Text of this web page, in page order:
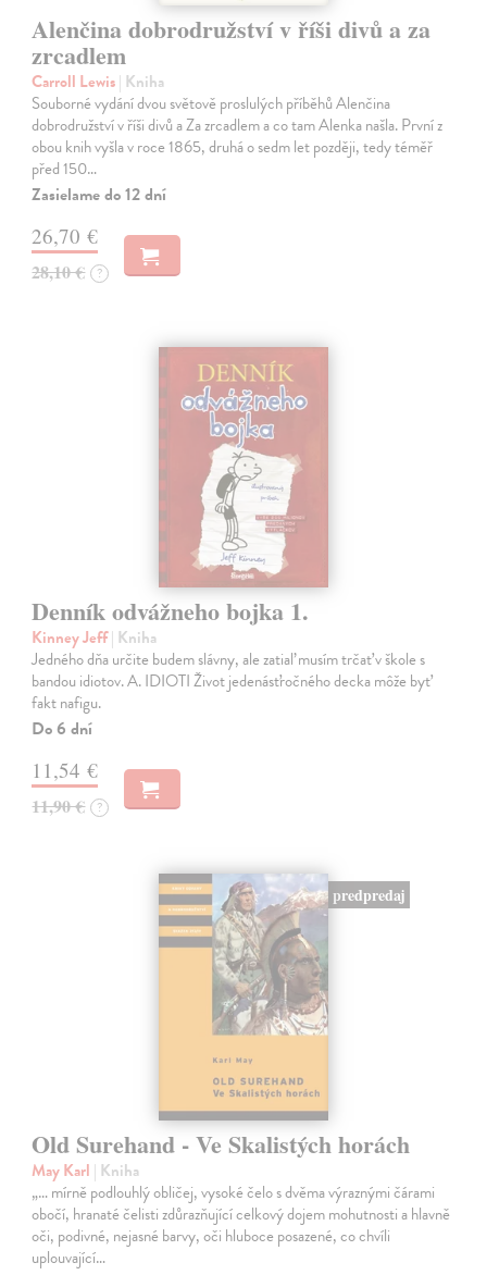
Alenčina dobrodružství v říši divů a za
zrcadlem
Carroll Lewis| Kniha
Souborné vydání dvou světově proslulých příběhů Alenčina
dobrodružství v říši divů a Za zrcadlem a co tam Alenka našla. První z
obou knih vyšla v roce 1865, druhá o sedm let později, tedy téměř
před 150…
Zasielame do 12 dní
26,70 €
28,10 € ?
Denník odvážneho bojka 1.
Kinney Jeff| Kniha
Jedného dňa určite budem slávny, ale zatiaľ musím trčať v škole s
bandou idiotov. A. IDIOTI Život jedenásťročného decka môže byť
fakt nafigu.
Do 6 dní
11,54 €
11,90 € ?
predpredaj
Old Surehand - Ve Skalistých horách
May Karl | Kniha
„… mírně podlouhlý obličej, vysoké čelo s dvěma výraznými čárami
obočí, hranaté čelisti zdůrazňující celkový dojem mohutnosti a hlavně
oči, podivné, nejasné barvy, oči hluboce posazené, co chvíli
uplouvající…